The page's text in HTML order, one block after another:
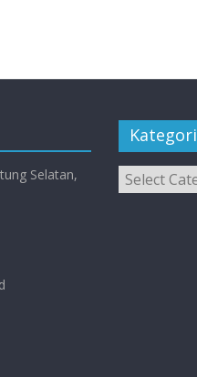
Selatan,
Kategori
Kategori